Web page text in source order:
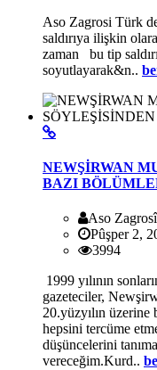
Aso Zagrosi Türk
saldırıya ilişkin
zaman bu tip
soyutlayarak&n..
NEWŞİRWAN
BAZI
Aso Zagrosî
Pûşper 2,
3994
1999 yılının
gazeteciler,
20.yüzyılın
hepsini tercüme
düşüncelerini
vereceğim.Kurd..